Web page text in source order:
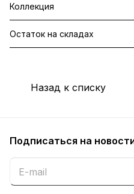
Коллекция
Остаток на складах
Назад к списку
Подписаться на